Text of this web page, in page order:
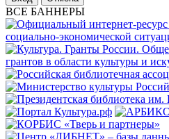
ВСЕ БАННЕРЫ